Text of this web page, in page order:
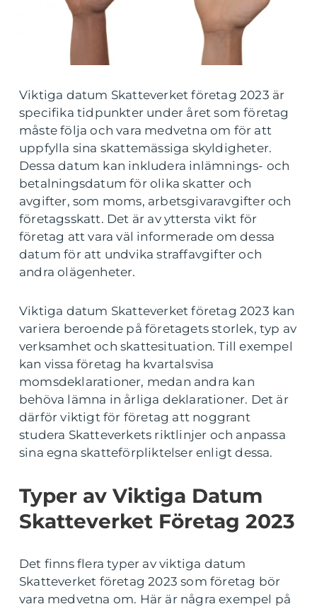
Viktiga datum Skatteverket företag 2023 är
specifika tidpunkter under året som företag
måste följa och vara medvetna om för att
uppfylla sina skattemässiga skyldigheter.
Dessa datum kan inkludera inlämnings- och
betalningsdatum för olika skatter och
avgifter, som moms, arbetsgivaravgifter och
företagsskatt. Det är av yttersta vikt för
företag att vara väl informerade om dessa
datum för att undvika straffavgifter och
andra olägenheter.
Viktiga datum Skatteverket företag 2023 kan
variera beroende på företagets storlek, typ av
verksamhet och skattesituation. Till exempel
kan vissa företag ha kvartalsvisa
momsdeklarationer, medan andra kan
behöva lämna in årliga deklarationer. Det är
därför viktigt för företag att noggrant
studera Skatteverkets riktlinjer och anpassa
sina egna skatteförpliktelser enligt dessa.
Typer av Viktiga Datum
Skatteverket Företag 2023
Det finns flera typer av viktiga datum
Skatteverket företag 2023 som företag bör
vara medvetna om. Här är några exempel på